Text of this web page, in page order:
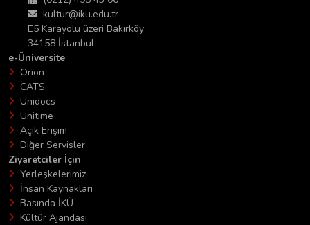
kultur@iku.edu.tr
E5 Karayolu üzeri Bakırköy
34158 İstanbul
e-Üniversite
Orion
CATS
Unidocs
Unitime
Açık Erişim
Diğer Servisler
Ziyaretciler İçin
Yerleşkelerimiz
İnsan Kaynakları
Basında İKÜ
Kültür Ajandası